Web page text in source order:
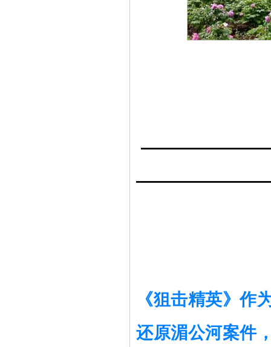
《狙击精英》作
还原湄公河案件